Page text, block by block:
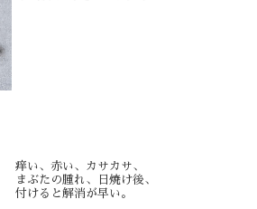
痒い、赤い、カサカサ、
まぶたの腫れ、日焼け後、
付けると解消が早い。